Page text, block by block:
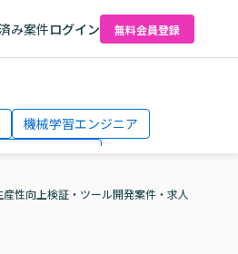
み案件ログイン 無料会員登録
機械学習エンジニア
性向上検証・ツール開発案件・求人